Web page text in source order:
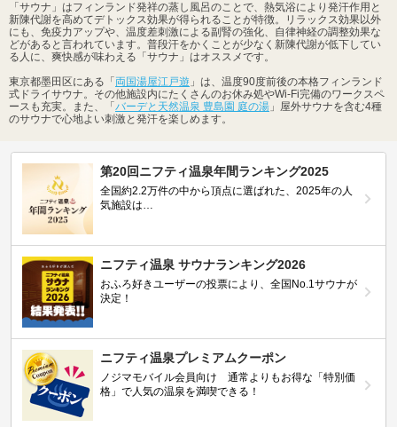
「サウナ」はフィンランド発祥の蒸し風呂のことで、熱気浴により発汗作用と
新陳代謝を高めてデトックス効果が得られることが特徴。リラックス効果以外
にも、免疫力アップや、温度差刺激による副腎の強化、自律神経の調整効果な
どがあると言われています。普段汗をかくことが少なく新陳代謝が低下してい
る人に、爽快感が味わえる「サウナ」はオススメです。
東京都墨田区にある「 両国湯屋江戸遊 」は、温度90度前後の本格フィンランド
式ドライサウナ。その他施設内にたくさんのお休み処やWi-Fi完備のワークスペ
ースも充実。また、「 バーデと天然温泉 豊島園 庭の湯 」屋外サウナを含む4種
のサウナで心地よい刺激と発汗を楽しめます。
第20回ニフティ温泉年間ランキング2025
全国約2.2万件の中から頂点に選ばれた、2025年の人
気施設は…
ニフティ温泉 サウナランキング2026
おふろ好きユーザーの投票により、全国No.1サウナが
決定！
ニフティ温泉プレミアムクーポン
ノジマモバイル会員向け 通常よりもお得な「特別価
格」で人気の温泉を満喫できる！